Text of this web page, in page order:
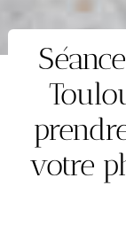
votre